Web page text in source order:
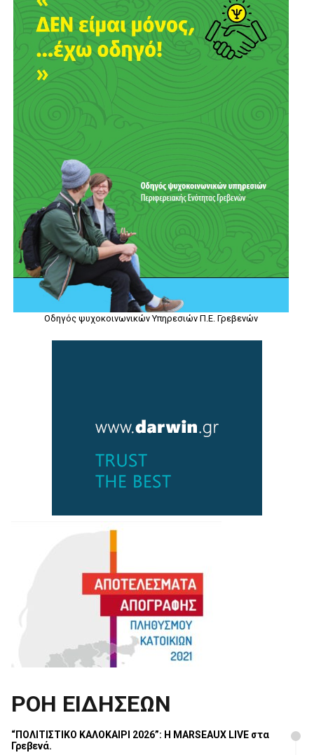
Οδηγός ψυχοκοινωνικών Υπηρεσιών Π.Ε. Γρεβενών
ΡΟΗ ΕΙΔΗΣΕΩΝ
“ΠΟΛΙΤΙΣΤΙΚΟ ΚΑΛΟΚΑΙΡΙ 2026”: Η MARSEAUX LIVE στα
Γρεβενά.